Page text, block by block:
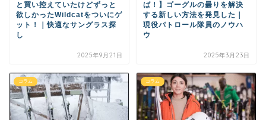
と買い控えていたけどずっと
欲しかったWildcatをついにゲ
ット！｜快適なサングラス探
し
2025年9月21日
ば！】ゴーグルの曇りを解決
する新しい方法を発見した｜
現役パトロール隊員のノウハ
ウ
2025年3月23日
コラム コラム